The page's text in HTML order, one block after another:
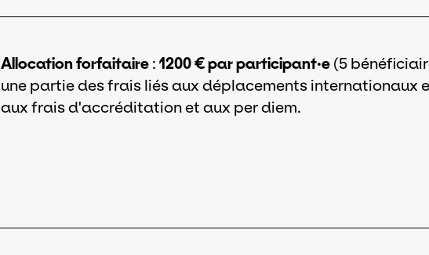
Allocation forfaitaire: 1200 € par participant·e(5
une partie des frais liés aux déplacements internationaux
aux frais d'accréditation et aux per diem.